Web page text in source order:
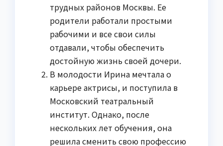
трудных районов Москвы. Ее
родители работали простыми
рабочими и все свои силы
отдавали, чтобы обеспечить
достойную жизнь своей дочери.
В молодости Ирина мечтала о
карьере актрисы, и поступила в
Московский театральный
институт. Однако, после
нескольких лет обучения, она
решила сменить свою профессию